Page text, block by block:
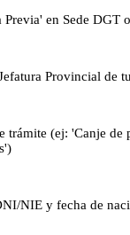
Previa' en Sede DGT
Provincial de
trámite (ej: 'Canje de
NIE y fecha de